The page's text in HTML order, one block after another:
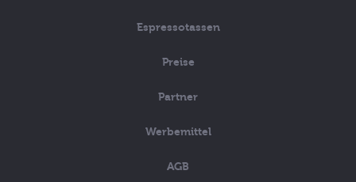
Espressotassen
Preise
Partner
Werbemittel
AGB